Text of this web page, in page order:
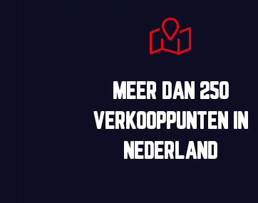
MEER DAN 250
VERKOOPPUNTEN IN
NEDERLAND